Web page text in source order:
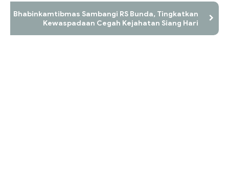
Bhabinkamtibmas Sambangi RS Bunda, Tingkatkan
Kewaspadaan Cegah Kejahatan Siang Hari